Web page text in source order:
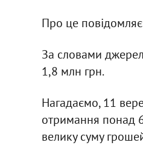
Про це повідомляє
За словами
1,8 млн грн.
Нагадаємо, 11
отримання понад
велику суму